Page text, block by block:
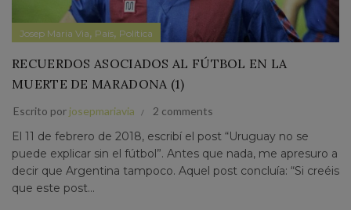
Josep Maria Via, País, Política
RECUERDOS ASOCIADOS AL FÚTBOL EN LA
MUERTE DE MARADONA (1)
Escrito por josepmariavia 2 comments
El 11 de febrero de 2018, escribí el post “Uruguay no se
puede explicar sin el fútbol”. Antes que nada, me apresuro a
decir que Argentina tampoco. Aquel post concluía: “Si creéis
que este post...